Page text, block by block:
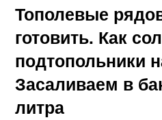
Тополевые
готовить. Как
подтопольники
Засаливаем в
литра